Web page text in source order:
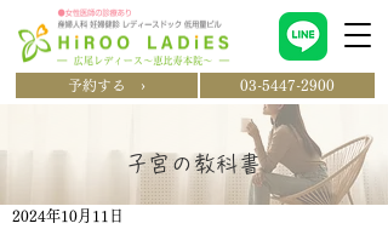
予約する › 03-5447-2900
​子宮の教科書
2024年10月11日